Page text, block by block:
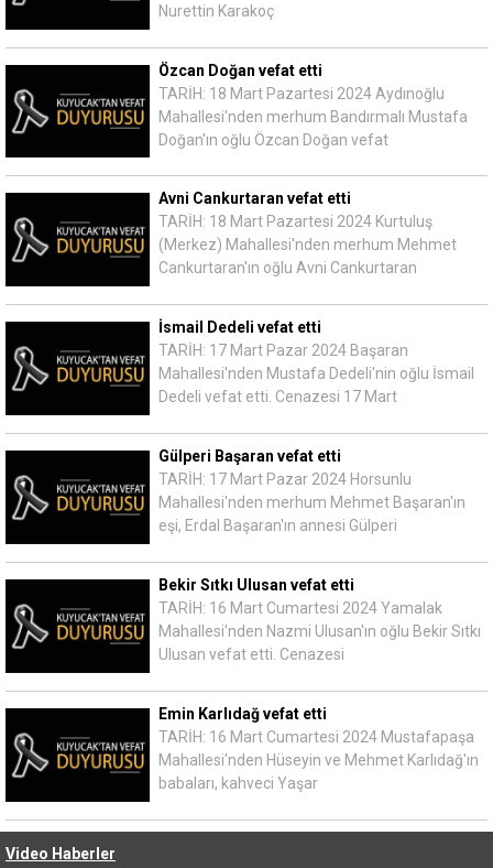
Nurettin Karakoç
Özcan Doğan vefat etti
TARİH: 18 Mart Pazartesi 2024 Aydınoğlu
Mahallesi'nden merhum Bandırmalı Mustafa
Doğan'ın oğlu Özcan Doğan vefat
Avni Cankurtaran vefat etti
TARİH: 18 Mart Pazartesi 2024 Kurtuluş
(Merkez) Mahallesi'nden merhum Mehmet
Cankurtaran'ın oğlu Avni Cankurtaran
İsmail Dedeli vefat etti
TARİH: 17 Mart Pazar 2024 Başaran
Mahallesi'nden Mustafa Dedeli'nin oğlu İsmail
Dedeli vefat etti. Cenazesi 17 Mart
Gülperi Başaran vefat etti
TARİH: 17 Mart Pazar 2024 Horsunlu
Mahallesi'nden merhum Mehmet Başaran'ın
eşi, Erdal Başaran'ın annesi Gülperi
Bekir Sıtkı Ulusan vefat etti
TARİH: 16 Mart Cumartesi 2024 Yamalak
Mahallesi'nden Nazmi Ulusan'ın oğlu Bekir Sıtkı
Ulusan vefat etti. Cenazesi
Emin Karlıdağ vefat etti
TARİH: 16 Mart Cumartesi 2024 Mustafapaşa
Mahallesi'nden Hüseyin ve Mehmet Karlıdağ'ın
babaları, kahveci Yaşar
Video Haberler